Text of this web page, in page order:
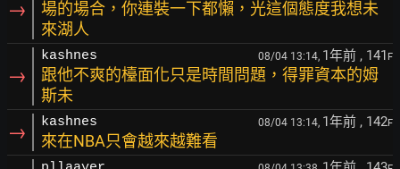
→
場的場合，你連裝一下都懶，光這個態度我想未
來湖人
→
kashnes 08/04 13:14, 1年前 , 141 F
跟他不爽的檯面化只是時間問題，得罪資本的姆
斯未
→ kashnes 08/04 13:14, 1年前 , 142F
來在NBA只會越來越難看